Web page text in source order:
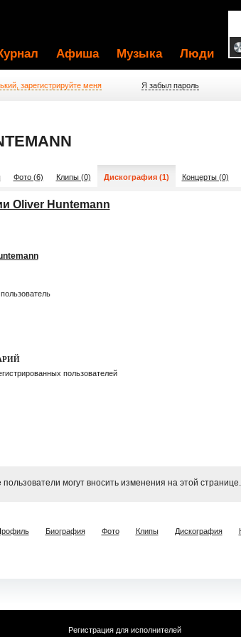
Афиша Музыка Люди
зарегистрируйте меня Я забыл пароль
Фото (6) Клипы (0) Дискография (1) Концерты (0)
Oliver Huntemann
пользователей
могут вносить изменения на этой странице.
Биография Фото Клипы Дискография
Регистрация для исполнителей